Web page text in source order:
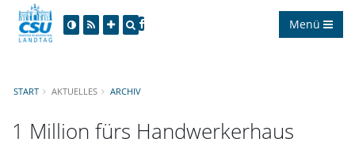
Menü
START AKTUELLES ARCHIV
1 Million fürs Handwerkerhaus